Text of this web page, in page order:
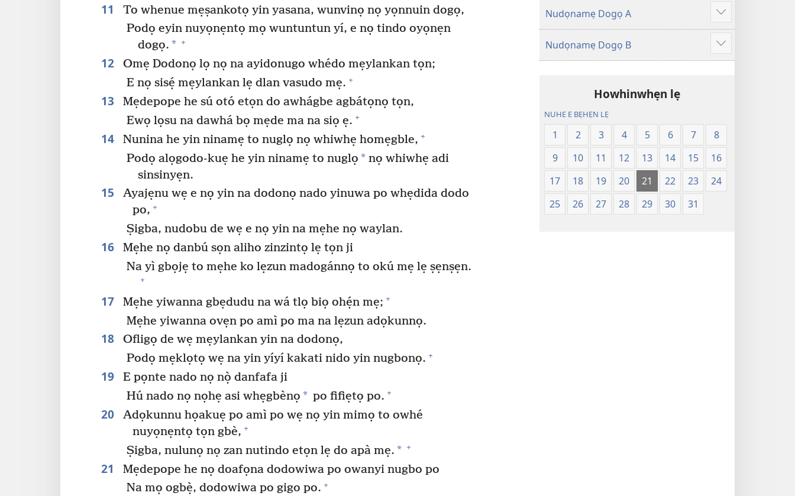
11
To whenue mẹṣankotọ yin yasana, wunvinọ nọ yọnnuin dogọ,
Podọ eyin nuyọnẹntọ mọ wuntuntun yí, e nọ tindo oyọnẹn
dogọ. * +
12
Omẹ Dodonọ lọ nọ na ayidonugo whédo mẹylankan tọn;
E nọ sisẹ́ mẹylankan lẹ dlan vasudo mẹ. +
13
Mẹdepope he sú otó etọn do awhágbe agbátọnọ tọn,
Ewọ lọsu na dawhá bọ mẹde ma na siọ ẹ. +
14 Nunina he yin ninamẹ to nuglọ nọ whiwhẹ homẹgble, +
Podọ alọgodo-kuẹ he yin ninamẹ to nuglọ * nọ whiwhẹ adi
sinsinyẹn.
15
Ayajẹnu wẹ e nọ yin na dodonọ nado yinuwa po whẹdida dodo
po, +
Ṣigba, nudobu de wẹ e nọ yin na mẹhe nọ waylan.
16
Mẹhe nọ danbú sọn aliho zinzintọ lẹ tọn ji
Na yì gbọjẹ to mẹhe ko lẹzun madogánnọ to okú mẹ lẹ ṣẹnṣẹn.
+
17 Mẹhe yiwanna gbẹdudu na wá tlọ biọ ohẹ́n mẹ; +
Mẹhe yiwanna ovẹn po amì po ma na lẹzun adọkunnọ.
18
Ofligọ de wẹ mẹylankan yin na dodonọ,
Podọ mẹklọtọ wẹ na yin yíyí kakati nido yin nugbonọ. +
19
E pọnte nado nọ nọ̀ danfafa ji
Hú nado nọ nọhẹ asi whẹgbènọ * po fifiẹtọ po. +
20
Adọkunnu họakuẹ po amì po wẹ nọ yin mimọ to owhé
nuyọnẹntọ tọn gbè, +
Ṣigba, nulunọ nọ zan nutindo etọn lẹ do apà mẹ. * +
21
Mẹdepope he nọ doafọna dodowiwa po owanyi nugbo po
Na mọ ogbẹ̀, dodowiwa po gigo po. +
Nudọnamẹ Dogọ A
Show
more
Nudọnamẹ Dogọ B
Show
more
Howhinwhẹn lẹ
NUHE E BẸHẸN LẸ
1 2 3 4 5 6 7
8
9
10 11 12 13 14 15
16
17
18 19 20 21 22 23
24
25
26 27 28 29 30 31